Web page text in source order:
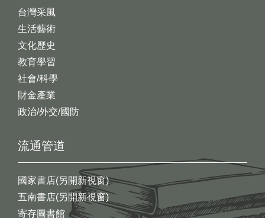
台灣采風
生活藝術
文化歷史
教育學習
社會/科學
財金產業
政治/外交/國防
流通管道
國家書店(另開新視窗)
五南書店(另開新視窗)
寄存圖書館